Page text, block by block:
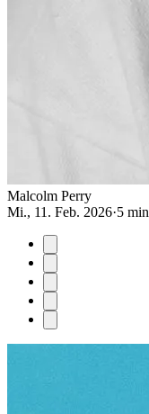
Malcolm Perry
Mi., 11. Feb. 2026·5 min